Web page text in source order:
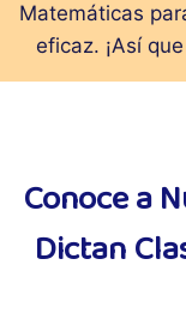
Matemáticas
eficaz. ¡Así
Conoce a
Dictan